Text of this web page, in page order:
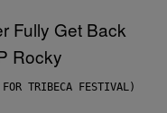
TRIBECA FESTIVAL)